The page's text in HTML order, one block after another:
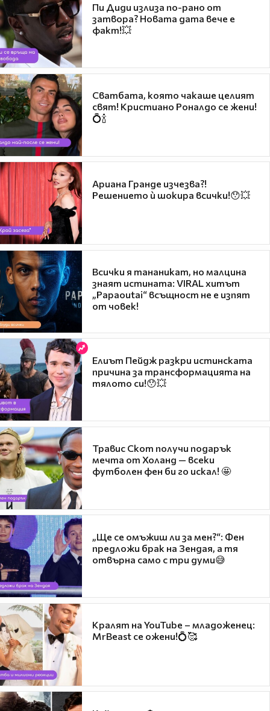
Пи Диди излиза по-рано от
затвора? Новата дата вече е
факт!💥
Сватбата, която чакаше целият
свят! Кристиано Роналдо се жени!
💍🍾
Ариана Гранде изчезва?!
Решението ѝ шокира всички!😯💥
Всички я тананикат, но малцина
знаят истината: VIRAL хитът
„Papaoutai“ всъщност не е изпят
от човек!
Елиът Пейдж разкри истинската
причина за трансформацията на
тялото си!😯💥
Травис Скот получи подарък
мечта от Холанд — всеки
футболен фен би го искал! 🤩
„Ще се омъжиш ли за мен?“: Фен
предложи брак на Зендая, а тя
отвърна само с три думи😅
Кралят на YouTube – младоженец:
MrBeast се ожени!💍🥰